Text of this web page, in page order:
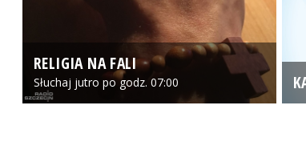
RELIGIA NA FALI
Słuchaj jutro po godz. 07:00